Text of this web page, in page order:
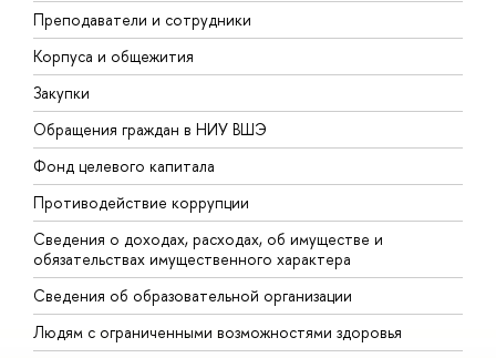
Преподаватели и сотрудники
Корпуса и общежития
Закупки
Обращения граждан в НИУ ВШЭ
Фонд целевого капитала
Противодействие коррупции
Сведения о доходах, расходах, об имуществе и
обязательствах имущественного характера
Сведения об образовательной организации
Людям с ограниченными возможностями здоровья